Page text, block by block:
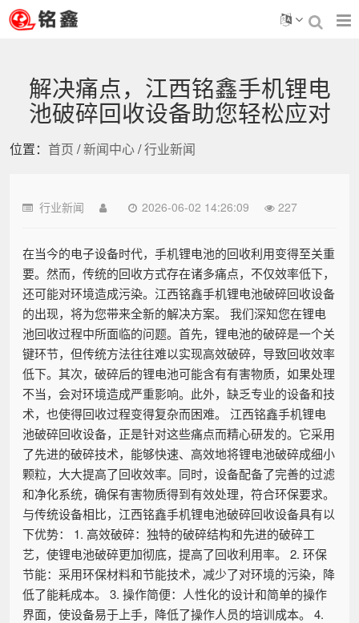
解决痛点，江西铭鑫手机锂电
池破碎回收设备助您轻松应对
位置： 首页 /新闻中心/行业新闻
行业新闻 2026-06-02 14:26:09 227
在当今的电子设备时代，手机锂电池的回收利用变得至关重
要。然而，传统的回收方式存在诸多痛点，不仅效率低下，
还可能对环境造成污染。江西铭鑫手机锂电池破碎回收设备
的出现，将为您带来全新的解决方案。 我们深知您在锂电
池回收过程中所面临的问题。首先，锂电池的破碎是一个关
键环节，但传统方法往往难以实现高效破碎，导致回收效率
低下。其次，破碎后的锂电池可能含有有害物质，如果处理
不当，会对环境造成严重影响。此外，缺乏专业的设备和技
术，也使得回收过程变得复杂而困难。 江西铭鑫手机锂电
池破碎回收设备，正是针对这些痛点而精心研发的。它采用
了先进的破碎技术，能够快速、高效地将锂电池破碎成细小
颗粒，大大提高了回收效率。同时，设备配备了完善的过滤
和净化系统，确保有害物质得到有效处理，符合环保要求。
与传统设备相比，江西铭鑫手机锂电池破碎回收设备具有以
下优势： 1. 高效破碎：独特的破碎结构和先进的破碎工
艺，使锂电池破碎更加彻底，提高了回收利用率。 2. 环保
节能：采用环保材料和节能技术，减少了对环境的污染，降
低了能耗成本。 3. 操作简便：人性化的设计和简单的操作
界面，使设备易于上手，降低了操作人员的培训成本。 4.